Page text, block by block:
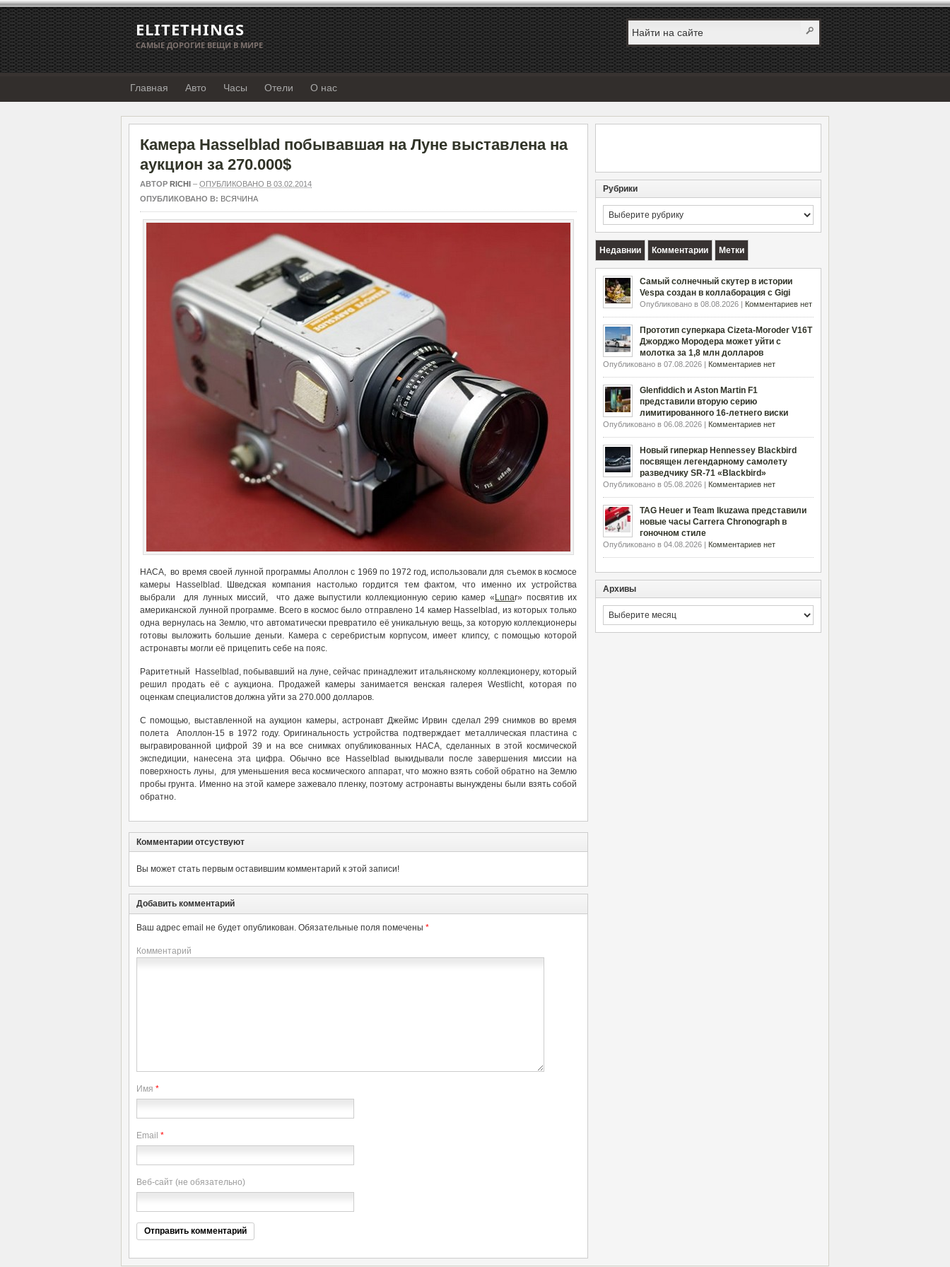
ELITETHINGS
САМЫЕ ДОРОГИЕ ВЕЩИ В МИРЕ
Главная Авто Часы Отели О нас
Камера Hasselblad побывавшая на Луне выставлена на
аукцион за 270.000$
АВТОР RICHI – ОПУБЛИКОВАНО В 03.02.2014
ОПУБЛИКОВАНО В: ВСЯЧИНА
НАСА, во время своей лунной программы Аполлон с 1969 по 1972 год, использовали для съемок в космосе
камеры Hasselblad. Шведская компания настолько гордится тем фактом, что именно их устройства
выбрали для лунных миссий, что даже выпустили коллекционную серию камер « Lunar» посвятив их
американской лунной программе. Всего в космос было отправлено 14 камер Hasselblad, из которых только
одна вернулась на Землю, что автоматически превратило её уникальную вещь, за которую коллекционеры
готовы выложить большие деньги. Камера с серебристым корпусом, имеет клипсу, с помощью которой
астронавты могли её прицепить себе на пояс.
Раритетный Hasselblad, побывавший на луне, сейчас принадлежит итальянскому коллекционеру, который
решил продать её с аукциона. Продажей камеры занимается венская галерея Westlicht, которая по
оценкам специалистов должна уйти за 270.000 долларов.
С помощью, выставленной на аукцион камеры, астронавт Джеймс Ирвин сделал 299 снимков во время
полета Аполлон-15 в 1972 году. Оригинальность устройства подтверждает металлическая пластина с
выгравированной цифрой 39 и на все снимках опубликованных НАСА, сделанных в этой космической
экспедиции, нанесена эта цифра. Обычно все Hasselblad выкидывали после завершения миссии на
поверхность луны, для уменьшения веса космического аппарат, что можно взять собой обратно на Землю
пробы грунта. Именно на этой камере зажевало пленку, поэтому астронавты вынуждены были взять собой
обратно.
Комментарии отсуствуют
Вы может стать первым оставившим комментарий к этой записи!
Добавить комментарий
Ваш адрес email не будет опубликован. Обязательные поля помечены *
Комментарий
Имя *
Email *
Веб-сайт (не обязательно)
Рубрики
Рубрики
Недавнии Комментарии Метки
Самый солнечный скутер в истории
Vespa создан в коллаборация с Gigi
Опубликовано в 08.08.2026 | Комментариев нет
Прототип суперкара Cizeta-Moroder V16T
Джорджо Мородера может уйти с
молотка за 1,8 млн долларов
Опубликовано в 07.08.2026 | Комментариев нет
Glenfiddich и Aston Martin F1
представили вторую серию
лимитированного 16-летнего виски
Опубликовано в 06.08.2026 | Комментариев нет
Новый гиперкар Hennessey Blackbird
посвящен легендарному самолету
разведчику SR-71 «Blackbird»
Опубликовано в 05.08.2026 | Комментариев нет
TAG Heuer и Team Ikuzawa представили
новые часы Carrera Chronograph в
гоночном стиле
Опубликовано в 04.08.2026 | Комментариев нет
Архивы
Архивы